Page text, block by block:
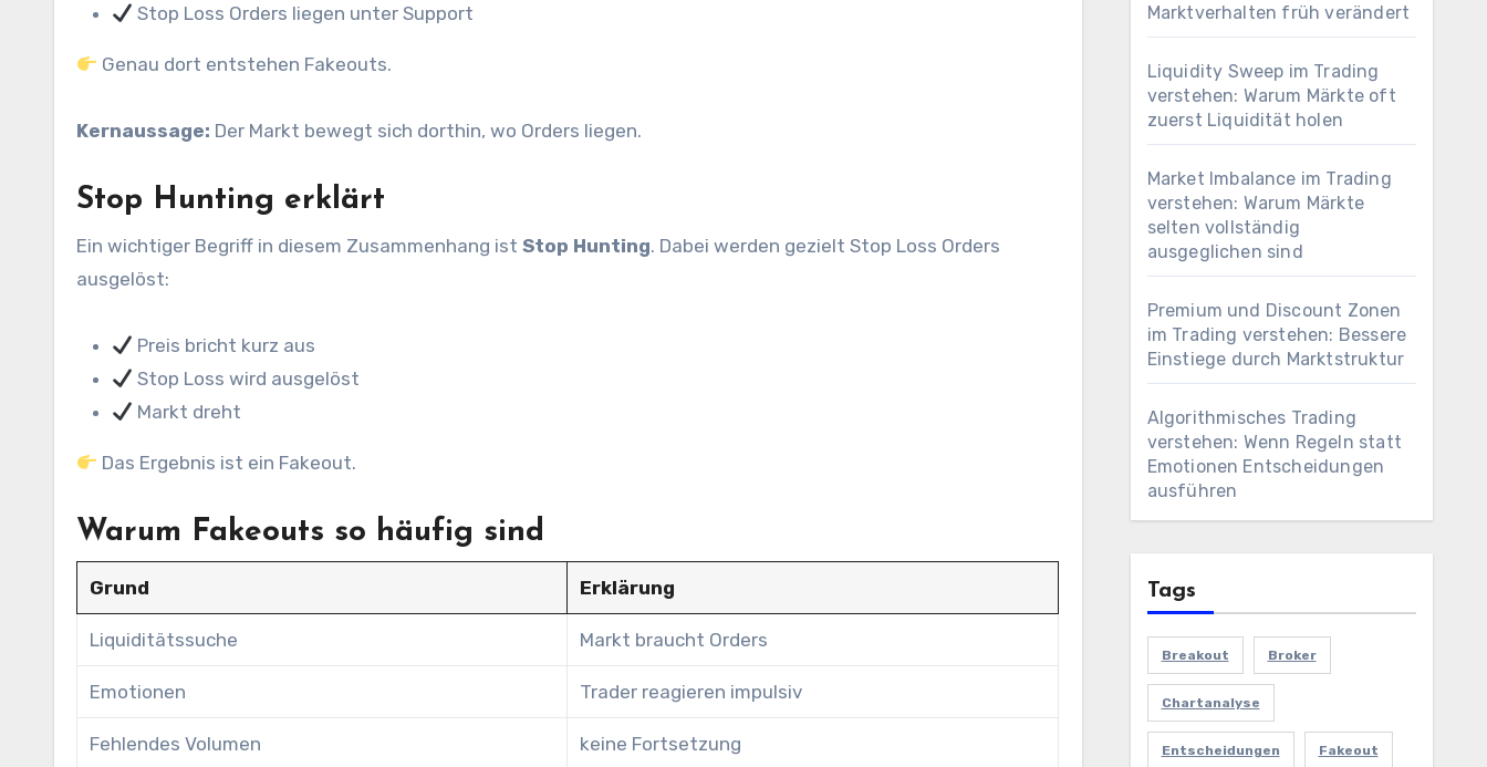
Stop Loss Orders liegen unter Support
Genau dort entstehen Fakeouts.
Kernaussage: Der Markt bewegt sich dorthin, wo Orders liegen.
Stop Hunting erklärt
Ein wichtiger Begriff in diesem Zusammenhang ist Stop Hunting. Dabei werden gezielt Stop Loss Orders
ausgelöst:
Preis bricht kurz aus
Stop Loss wird ausgelöst
Markt dreht
Das Ergebnis ist ein Fakeout.
Warum Fakeouts so häufig sind
Grund Erklärung
Liquiditätssuche Markt braucht Orders
Emotionen Trader reagieren impulsiv
Fehlendes Volumen keine Fortsetzung
Marktverhalten früh verändert
Liquidity Sweep im Trading
verstehen: Warum Märkte oft
zuerst Liquidität holen
Market Imbalance im Trading
verstehen: Warum Märkte
selten vollständig
ausgeglichen sind
Premium und Discount Zonen
im Trading verstehen: Bessere
Einstiege durch Marktstruktur
Algorithmisches Trading
verstehen: Wenn Regeln statt
Emotionen Entscheidungen
ausführen
Tags
Breakout Broker
Chartanalyse
Entscheidungen Fakeout